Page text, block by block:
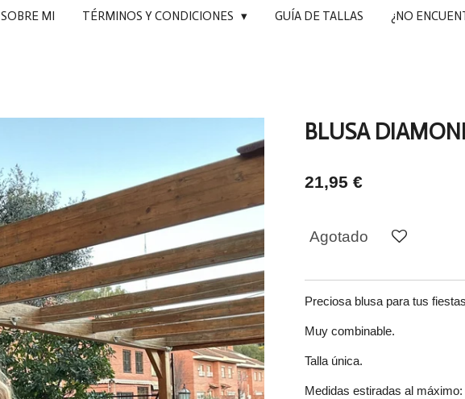
SOBRE MI TÉRMINOS Y CONDICIONES GUÍA DE TALLAS ¿NO
BLUSA
21,95 €
Agotado
Preciosa blusa para tus
Muy combinable.
Talla única.
Medidas estiradas al máximo: